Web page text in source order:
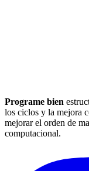
Programe bien
los ciclos y la mejora
mejorar el orden de
computacional.